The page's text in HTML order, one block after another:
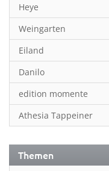
Heye
Weingarten
Eiland
Danilo
edition momente
Athesia Tappeiner
Themen